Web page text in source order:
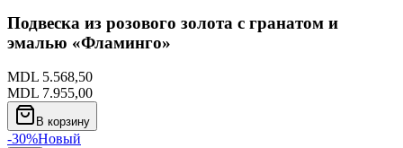
Подвеска из розового золота с гранатом и
эмалью «Фламинго»
MDL 5.568,50
MDL 7.955,00
В корзину
-30%Новый